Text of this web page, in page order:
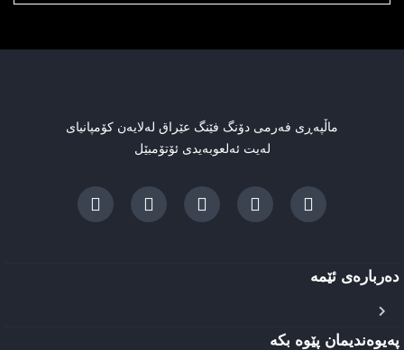
ماڵپەڕی فەرمی دۆنگ فێنگ عێراق لەلایەن کۆمپانیای
لەیت ئەلعوبەیدی ئۆتۆمبێل
دەربارەی ئێمه
پەیوەندیمان پێوە بکە